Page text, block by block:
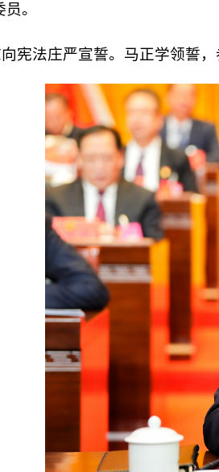
。
宪法庄严宣誓。马正学领誓